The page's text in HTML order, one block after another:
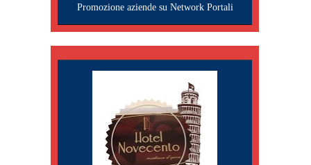
Promozione aziende su Network Portali